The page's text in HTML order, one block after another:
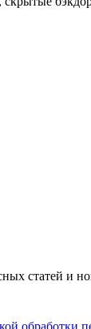
статей и
обработки